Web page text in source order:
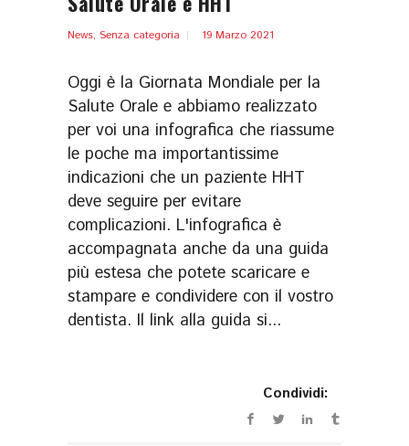
News, Senza categoria 19 Marzo 2021
Oggi è la Giornata Mondiale per la
Salute Orale e abbiamo realizzato
per voi una infografica che riassume
le poche ma importantissime
indicazioni che un paziente HHT
deve seguire per evitare
complicazioni. L'infografica è
accompagnata anche da una guida
più estesa che potete scaricare e
stampare e condividere con il vostro
dentista. Il link alla guida si...
Condividi: